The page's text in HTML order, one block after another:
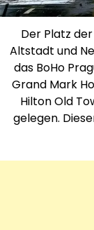
Der Platz
Altstadt und
das BoHo
Grand Mark
Hilton Old
gelegen.